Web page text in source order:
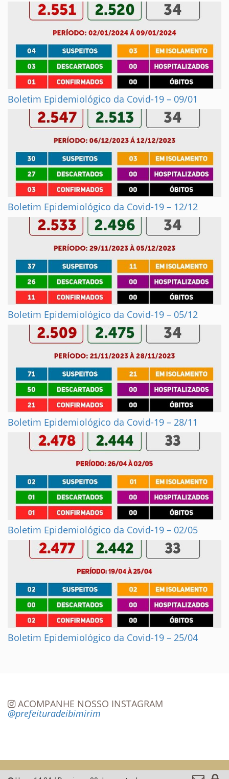
Boletim Epidemiológico da Covid-19 – 09/01
Boletim Epidemiológico da Covid-19 – 12/12
Boletim Epidemiológico da Covid-19 – 05/12
Boletim Epidemiológico da Covid-19 – 28/11
Boletim Epidemiológico da Covid-19 – 02/05
Boletim Epidemiológico da Covid-19 – 25/04
ACOMPANHE NOSSO INSTAGRAM
@prefeituradeibimirim